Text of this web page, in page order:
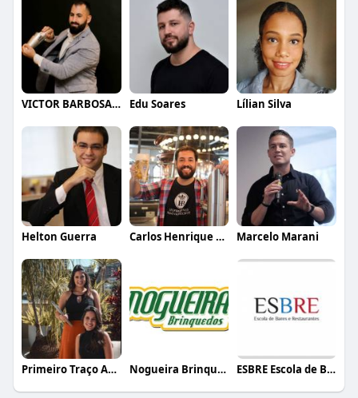
VICTOR BARBOSA QUARANTA Edu Soares Lílian Silva
Helton Guerra Carlos Henrique de Faria Vasconcelos Marcelo Marani
Primeiro Traço Arquitetura Nogueira Brinquedos ESBRE Escola de Bares e Restaurantes